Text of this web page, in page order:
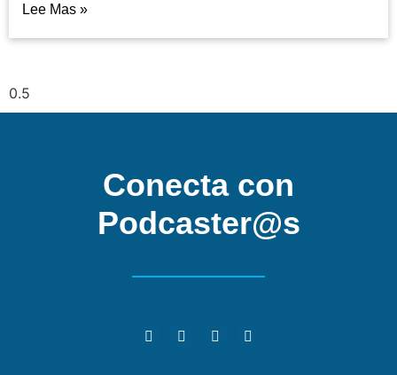
Lee Mas »
Conecta con
Podcaster@s